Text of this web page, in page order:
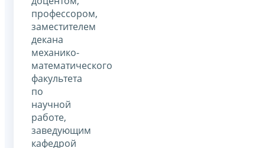
профессором,
заместителем
декана
механико-
математического
факультета
по
научной
работе,
заведующим
кафедрой